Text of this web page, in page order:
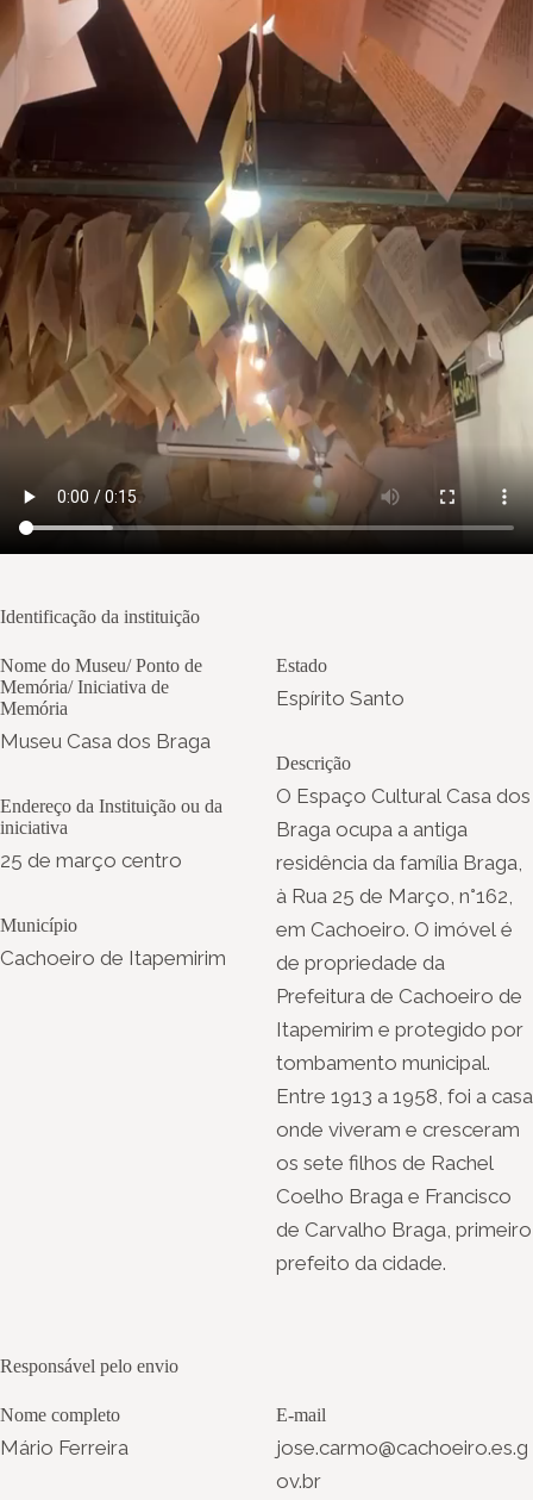
Identificação da instituição
Nome do Museu/ Ponto de
Memória/ Iniciativa de
Memória
Museu Casa dos Braga
Endereço da Instituição ou da
iniciativa
25 de março centro
Município
Cachoeiro de Itapemirim
Estado
Espírito Santo
Descrição
O Espaço Cultural Casa dos
Braga ocupa a antiga
residência da família Braga,
à Rua 25 de Março, n°162,
em Cachoeiro. O imóvel é
de propriedade da
Prefeitura de Cachoeiro de
Itapemirim e protegido por
tombamento municipal.
Entre 1913 a 1958, foi a casa
onde viveram e cresceram
os sete filhos de Rachel
Coelho Braga e Francisco
de Carvalho Braga, primeiro
prefeito da cidade.
Responsável pelo envio
Nome completo
Mário Ferreira
E-mail
jose.carmo@cachoeiro.es.g
ov.br